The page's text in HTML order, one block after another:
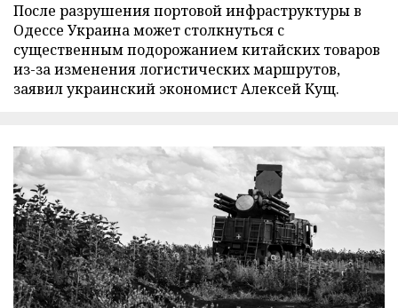
После разрушения портовой инфраструктуры в
Одессе Украина может столкнуться с
существенным подорожанием китайских товаров
из-за изменения логистических маршрутов,
заявил украинский экономист Алексей Кущ.